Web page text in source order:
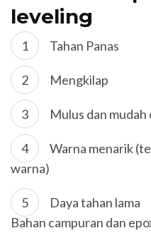
leveling
Tahan Panas
Mengkilap
Mulus dan
Warna menarik
warna)
Daya tahan lama
Bahan campuran dan